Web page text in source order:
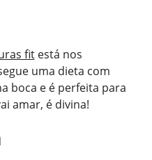
fitestá nos
uma dieta com
boca e é perfeita para
amar, é divina!